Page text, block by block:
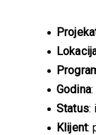
Godina
Status:
Klijent: